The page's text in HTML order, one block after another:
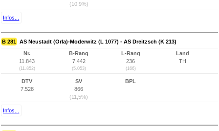
(10,9%)
Infos...
B 281 AS Neustadt (Orla)-Moderwitz (L 1077) - AS Dreitzsch (K 213)
Nr.
11.843
(11.852)
B-Rang
7.442
(5.053)
L-Rang
236
(166)
Land
TH
DTV
7.528
SV
866
(11,5%)
BPL
Infos...